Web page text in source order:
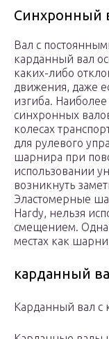
Синхронный
Вал с
карданный вал
каких-либо
движения, даже
изгиба.
синхронных
колесах
для рулевого
шарнира при
использовании
возникнуть
Эластомерные
Hardy, нельзя
смещением.
местах как
карданный
Карданный вал